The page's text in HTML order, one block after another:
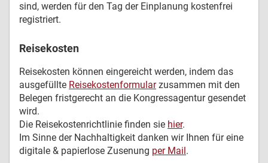
sind, werden für den Tag der Einplanung kostenfrei
registriert.
Reisekosten
Reisekosten können eingereicht werden, indem das
ausgefüllte Reisekostenformularzusammen mit den
Belegen fristgerecht an die Kongressagentur gesendet
wird.
Die Reisekostenrichtlinie finden sie hier.
Im Sinne der Nachhaltigkeit danken wir Ihnen für eine
digitale & papierlose Zusenung per Mail .